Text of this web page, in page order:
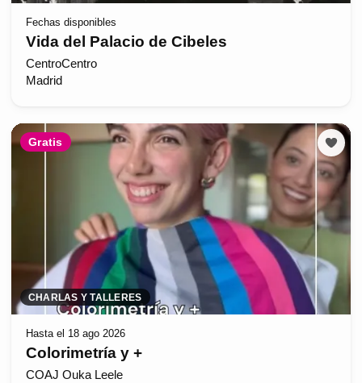
Fechas disponibles
Vida del Palacio de Cibeles
CentroCentro
Madrid
Gratis
CHARLAS Y TALLERES
Hasta el 18 ago 2026
Colorimetría y +
COAJ Ouka Leele